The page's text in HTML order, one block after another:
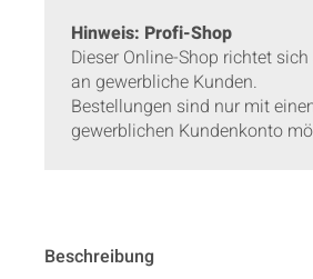
Hinweis: Profi-Shop
Dieser Online-Shop richtet
an gewerbliche Kunden.
Bestellungen sind nur mit
gewerblichen Kundenkonto
Beschreibung